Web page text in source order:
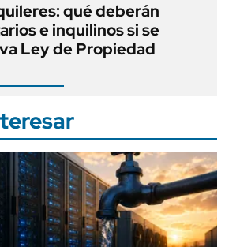
qué deberán
e inquilinos si se
Ley de Propiedad